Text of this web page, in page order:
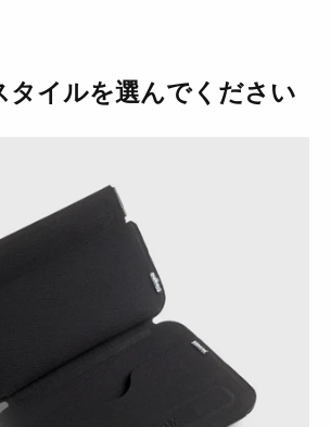
タイルを選んでください
(コ
ー